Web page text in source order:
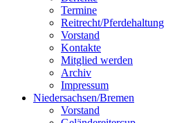
Termine
Reitrecht/Pferdehaltung
Vorstand
Kontakte
Mitglied werden
Archiv
Impressum
Niedersachsen/Bremen
Vorstand